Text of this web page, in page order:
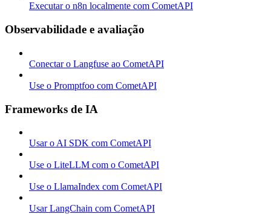
Executar o n8n localmente com CometAPI
Observabilidade e avaliação
Conectar o Langfuse ao CometAPI
Use o Promptfoo com CometAPI
Frameworks de IA
Usar o AI SDK com CometAPI
Use o LiteLLM com o CometAPI
Use o LlamaIndex com CometAPI
Usar LangChain com CometAPI